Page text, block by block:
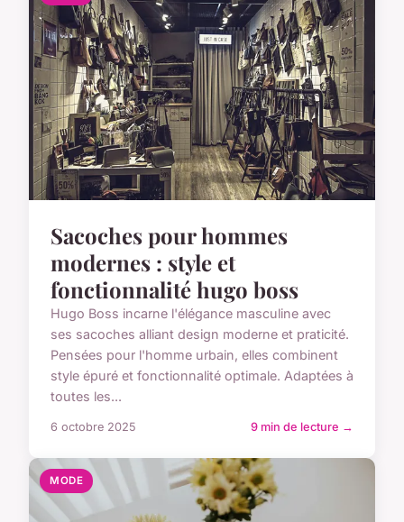
Sacoches pour hommes
modernes : style et
fonctionnalité hugo boss
Hugo Boss incarne l'élégance masculine avec
ses sacoches alliant design moderne et praticité.
Pensées pour l'homme urbain, elles combinent
style épuré et fonctionnalité optimale. Adaptées à
toutes les...
6 octobre 2025 9 min de lecture →
MODE